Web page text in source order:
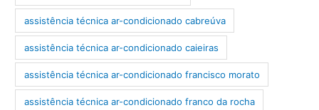
assistência técnica ar-condicionado cabreúva
assistência técnica ar-condicionado caieiras
assistência técnica ar-condicionado francisco morato
assistência técnica ar-condicionado franco da rocha